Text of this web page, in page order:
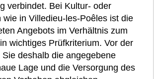
verbindet. Bei Kultur- oder
wie in Villedieu-les-Poêles ist die
Angebots im Verhältnis zum
wichtiges Prüfkriterium. Vor der
deshalb die angegebene
Lage und die Versorgung des